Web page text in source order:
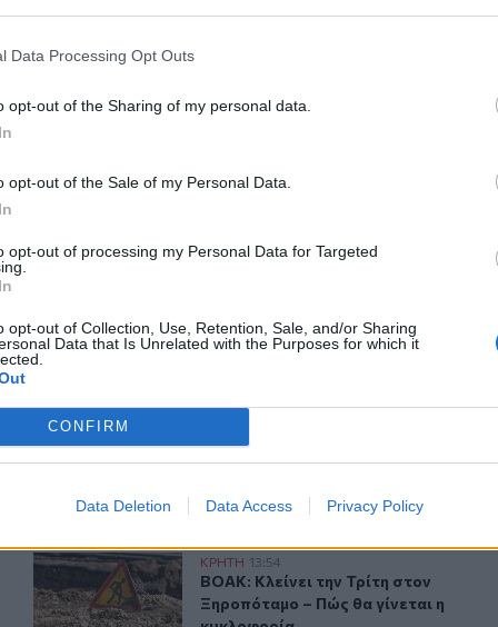
Data Processing Opt Outs
opt-out of the Sharing of my personal data.
opt-out of the Sale of my Personal Data.
opt-out of processing my Personal Data for Targeted
opt-out of Collection, Use, Retention, Sale, and/or Sharing
Data that Is Unrelated with the Purposes for which it
CONFIRM
Data Deletion Data Access Privacy Policy
TAGS
του CRETALIVE
ΕΊΔΗΣΗ
για φωτιά στα Νέα Ρούματα
της πυροσβεστικής για φωτιά στα Νέα Ρούματα
ΒΟΑΚ: Κλείνει την Τρίτη στον Ξηροπόταμο – Πώς θα
ΚΡΗΤΗ 13:54
ΒΟΑΚ: Κλείνει την Τρίτη στον
ΒΟΑΚ: Κλείνει την Τρίτη στον
Ξηροπόταμο – Πώς θα γίνεται η